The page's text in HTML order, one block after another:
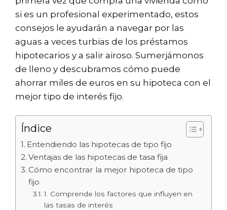
si es un profesional experimentado, estos
consejos le ayudarán a navegar por las
aguas a veces turbias de los préstamos
hipotecarios y a salir airoso. Sumerjámonos
de lleno y descubramos cómo puede
ahorrar miles de euros en su hipoteca con el
mejor tipo de interés fijo.
Índice
Entendiendo las hipotecas de tipo fijo
Ventajas de las hipotecas de tasa fija
Cómo encontrar la mejor hipoteca de tipo
fijo
1. Comprende los factores que influyen en
las tasas de interés